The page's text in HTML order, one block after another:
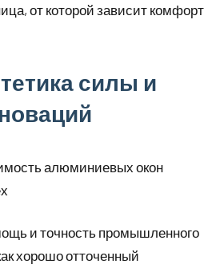
от которой зависит комфорт
силы и
и точность промышленного
хорошо отточенный